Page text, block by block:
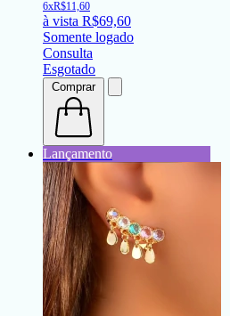
6xR$11,60
à vista R$69,60
Somente logado
Consulta
Esgotado
Comprar